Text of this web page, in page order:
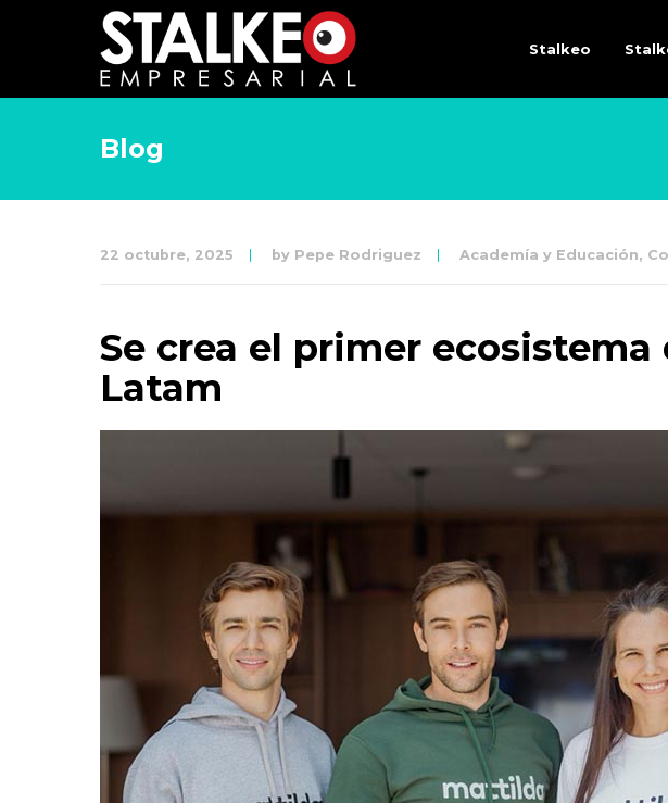
Stalkeo
Blog
22 octubre, 2025 by Pepe Rodriguez Academía y Educación,
Se crea el primer
Latam